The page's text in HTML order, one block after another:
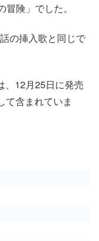
険」でした。
の挿入歌と同じで
、12月25日に発売
て含まれていま